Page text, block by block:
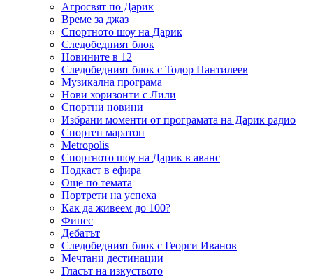
Агросвят по Дарик
Време за джаз
Спортното шоу на Дарик
Следобедният блок
Новините в 12
Следобедният блок с Тодор Пантилеев
Музикална програма
Нови хоризонти с Лили
Спортни новини
Избрани моменти от програмата на Дарик радио
Спортен маратон
Metropolis
Спортното шоу на Дарик в аванс
Подкаст в ефира
Още по темата
Портрети на успеха
Как да живеем до 100?
Финес
Дебатът
Следобедният блок с Георги Иванов
Мечтани дестинации
Гласът на изкуството